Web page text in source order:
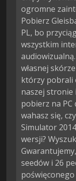
ogromne
Pobierz
PL, bo
wszystkim
własnej
którzy pobrali
naszej stronie
pobierz na PC
wahasz się,
Simulator
wersji?
seedów i 26